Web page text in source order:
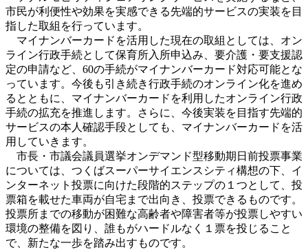
市民が利便性や効果を実感できる先端的サービスの実装を目
指した取組を行っています。
マイナンバーカードを活用した現在の取組としては、オン
ライン行政手続として保育所入所申込み、要介護・要支援認
定の申請など、60の手続がマイナンバーカード対応可能とな
っています。今後も引き続き行政手続のオンライン化を進め
るとともに、マイナンバーカードを利用したオンライン行政
手続の拡充を推進します。さらに、今後実装を目指す先端的
サービスの本人確認手段としても、マイナンバーカードを活
用していきます。
市長・市議会議員選挙オンデマンド型移動期日前投票事業
については、つくばスーパーサイエンスシティ構想の下、イ
ンターネット投票に向けた段階的ステップの１つとして、投
票箱を載せた車両が自宅まで出向き、投票できるものです。
投票所までの移動が困難な高齢者や障害者等が投票しやすい
環境の整備を図り、誰もがハードルなく１票を投じること
で、新たな一歩を踏み出すものです。